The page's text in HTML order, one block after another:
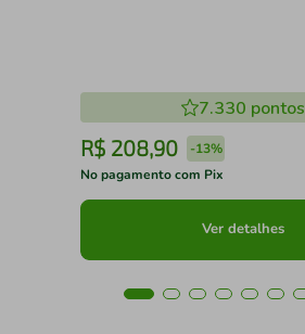
7.330 pontos
R$ 208,90 -13%
No pagamento com Pix
Ver detalhes